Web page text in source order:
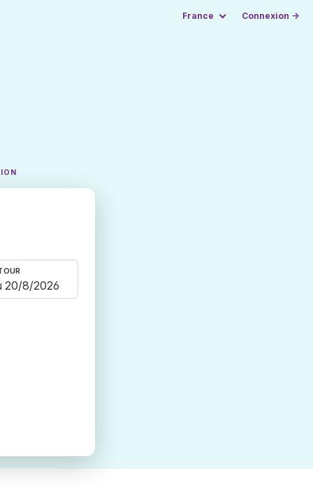
France Connexion →